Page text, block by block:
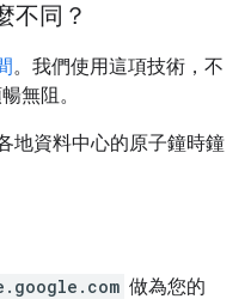
不同？
。我們使用這項技術，不
無阻。
地資料中心的原子鐘時鐘
做為您的